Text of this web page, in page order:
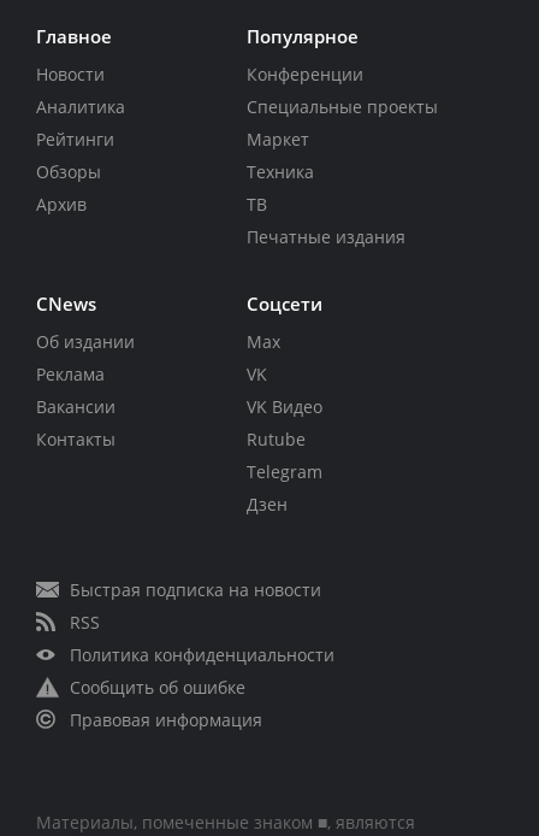
Главное
Новости
Аналитика
Рейтинги
Обзоры
Архив
Популярное
Конференции
Специальные проекты
Маркет
Техника
ТВ
Печатные издания
CNews
Об издании
Реклама
Вакансии
Контакты
Соцсети
Max
VK
VK Видео
Rutube
Telegram
Дзен
Быстрая подписка на новости
RSS
Политика конфиденциальности
Сообщить об ошибке
Правовая информация
Материалы, помеченные знаком ■, являются